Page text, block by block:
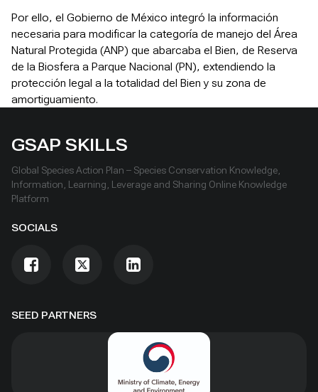
Por ello, el Gobierno de México integró la información
necesaria para modificar la categoría de manejo del Área
Natural Protegida (ANP) que abarcaba el Bien, de Reserva
de la Biosfera a Parque Nacional (PN), extendiendo la
protección legal a la totalidad del Bien y su zona de
amortiguamiento.
SEED PARTNERS
GSAP SKILLS
Global Species Action Plan – Species Conservation Knowledge,
Information, Learning, Leverage and Sharing Online Knowledge
Platform
SOCIALS